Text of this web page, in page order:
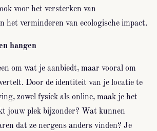
voor het versterken van
het verminderen van ecologische impact.
hangen
om wat je aanbiedt, maar vooral om
Door de identiteit van je locatie te
zowel fysiek als online, maak je het
jouw plek bijzonder? Wat kunnen
dat ze nergens anders vinden? Je